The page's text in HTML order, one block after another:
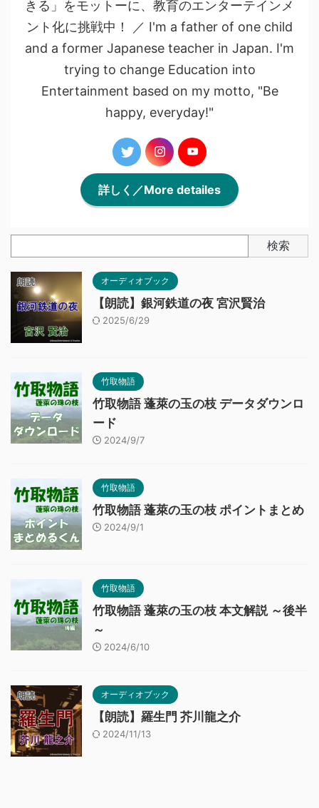
きる」をモットーに、教育のエンターテインメ
ント化に挑戦中！ ／ I'm a father of one child
and a former Japanese teacher in Japan. I'm
trying to change Education into
Entertainment based on my motto, "Be
happy, everyday!"
詳しく／More detailes
検索
オーディオブック
【朗読】銀河鉄道の夜 宮沢賢治
2025/6/29
竹取物語
竹取物語 蓬萊の玉の枝 データダウンロ
ード
2024/9/7
竹取物語
竹取物語 蓬萊の玉の枝 ポイントまとめ
2024/9/1
竹取物語
竹取物語 蓬萊の玉の枝 本文解説 ～後半
～
2024/6/10
オーディオブック
【朗読】羅生門 芥川龍之介
2024/11/13